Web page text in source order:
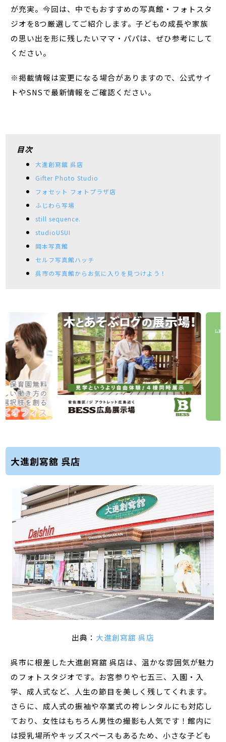
が充実。今回は、中でもおすすめの写真館・フォトスタ
ジオを8つ厳選してご紹介します。子どもの成長や家族
の思い出を形に残したいママ・パパは、ぜひ参考にして
ください。
※掲載情報は変更になる場合がありますので、公式サイ
トやSNSで最新情報をご確認ください。
目次
大進創寫舘 呉店
Gifter Photo Studio
フォセット フォトプラザ店
ふじわら写場
still sequence.
studioUSUI
岡本写真館
セルフ写真館ハッチ
呉市の写真館からお気に入りを見つけよう！
大進創寫舘 呉店
出典： 大進創寫舘 呉店
呉市に根差した大進創寫舘 呉店は、温かな雰囲気が魅力
のフォトスタジオです。お宮参りや七五三、入園・入
学、成人式など、人生の節目を美しく残してくれます。
さらに、成人式の振袖や卒業式の袴レンタルにも対応し
ており、女性はもちろん男性の撮影も人気です！館内に
は授乳場所やキッズスペースもあるため、小さな子ども